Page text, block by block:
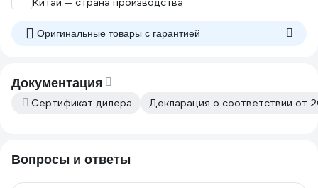
Оригинальные товары c гарантией
Документация
Сертификат дилера Декларация о соответствии от
Вопросы и ответы